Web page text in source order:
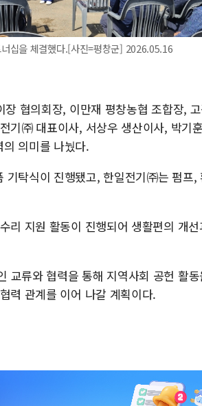
십을 체결했다.[사진=평창군] 2026.05.16
협의회장, 이만재 평창농협 조합장,
기㈜ 대표이사, 서상우 생산이사, 박기
의미를 나눴다.
탁식이 진행됐고, 한일전기㈜는 펌프,
리 지원 활동이 진행되어 생활편의 개
교류와 협력을 통해 지역사회 공헌 활
력 관계를 이어 나갈 계획이다.